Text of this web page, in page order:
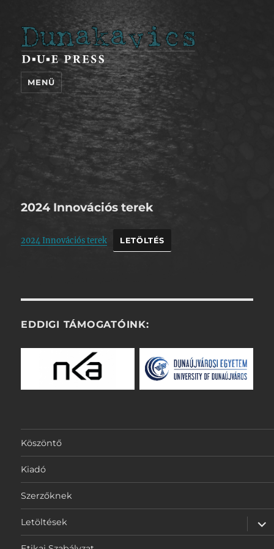
Dunakavics
MENÜ
2024 Innovációs terek
2024 Innovációs terek LETÖLTÉS
EDDIGI TÁMOGATÓINK:
Köszöntő
Kiadó
Szerzőknek
Letöltések